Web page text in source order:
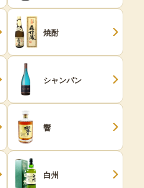
焼酎
シャンパン
響
白州